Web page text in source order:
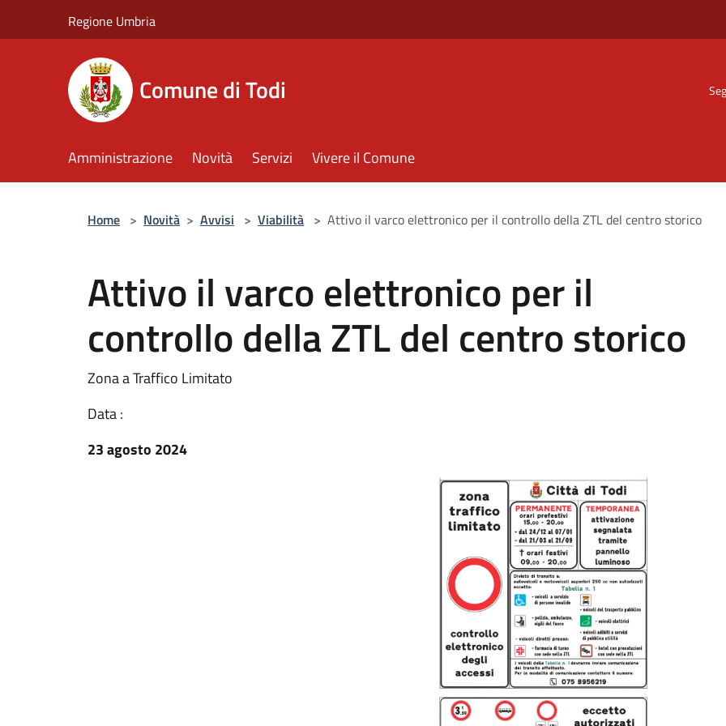
Regione Umbria
Comune di Todi
Amministrazione Novità Servizi Vivere il Comune
Home > Novità > Avvisi > Viabilità > Attivo il varco elettronico per il controllo della ZTL del centro storico
Attivo il varco elettronico per il
controllo della ZTL del centro storico
Zona a Traffico Limitato
Data :
23 agosto 2024